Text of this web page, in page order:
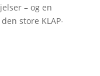
– og en
store KLAP-